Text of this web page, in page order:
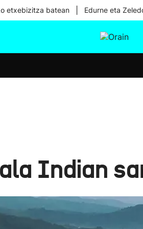
etxebizitza batean Edurne eta
Indian